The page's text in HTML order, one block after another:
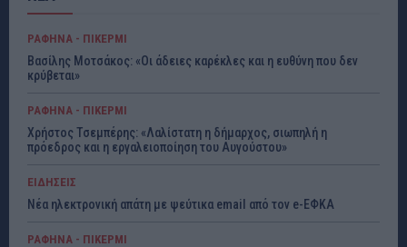
ΡΑΦΗΝΑ - ΠΙΚΕΡΜΙ
Βασίλης Μοτσάκος: «Οι άδειες καρέκλες και η ευθύνη που δεν
κρύβεται»
ΡΑΦΗΝΑ - ΠΙΚΕΡΜΙ
Χρήστος Τσεμπέρης: «Λαλίστατη η δήμαρχος, σιωπηλή η
πρόεδρος και η εργαλειοποίηση του Αυγούστου»
ΕΙΔΗΣΕΙΣ
Νέα ηλεκτρονική απάτη με ψεύτικα email από τον e-ΕΦΚΑ
ΡΑΦΗΝΑ - ΠΙΚΕΡΜΙ